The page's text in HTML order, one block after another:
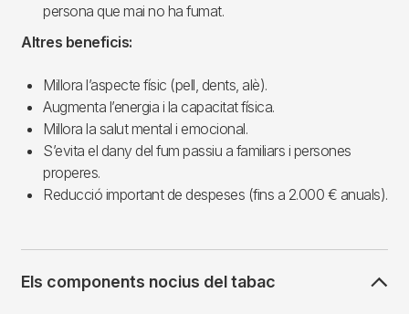
persona que mai no ha fumat.
Altres beneficis:
Millora l’aspecte físic (pell, dents, alè).
Augmenta l’energia i la capacitat física.
Millora la salut mental i emocional.
S’evita el dany del fum passiu a familiars i persones
properes.
Reducció important de despeses (fins a 2.000 € anuals).
Els components nocius del tabac